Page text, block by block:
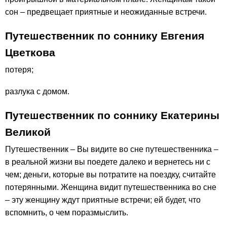
сон – предвещает приятные и неожиданные встречи.
Путешественник по соннику Евгения
Цветкова
потеря;
разлука с домом.
Путешественник по соннику Екатерины
Великой
Путешественник – Вы видите во сне путешественника –
в реальной жизни вы поедете далеко и вернетесь ни с
чем; деньги, которые вы потратите на поездку, считайте
потерянными. Женщина видит путешественника во сне
– эту женщину ждут приятные встречи; ей будет, что
вспомнить, о чем поразмыслить.